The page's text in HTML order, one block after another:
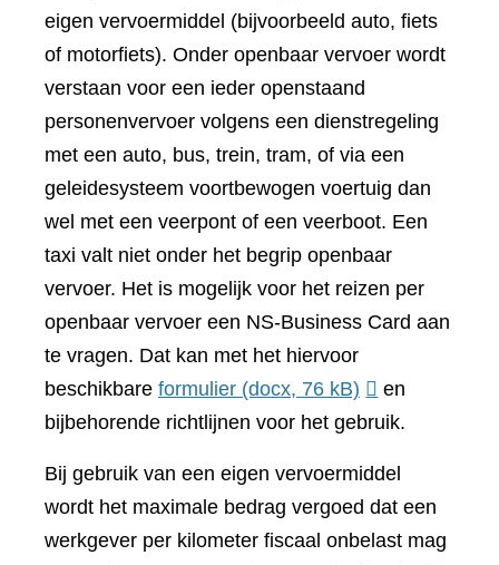
eigen vervoermiddel (bijvoorbeeld auto, fiets
of motorfiets). Onder openbaar vervoer wordt
verstaan voor een ieder openstaand
personenvervoer volgens een dienstregeling
met een auto, bus, trein, tram, of via een
geleidesysteem voortbewogen voertuig dan
wel met een veerpont of een veerboot. Een
taxi valt niet onder het begrip openbaar
vervoer. Het is mogelijk voor het reizen per
openbaar vervoer een NS-Business Card aan
te vragen. Dat kan met het hiervoor
beschikbare formulier (docx, 76 kB)
en
bijbehorende richtlijnen voor het gebruik.
Bij gebruik van een eigen vervoermiddel
wordt het maximale bedrag vergoed dat een
werkgever per kilometer fiscaal onbelast mag